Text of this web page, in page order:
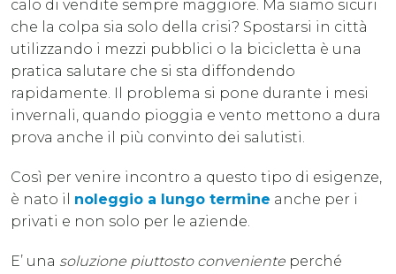
calo di vendite sempre maggiore. Ma siamo sicuri
che la colpa sia solo della crisi? Spostarsi in città
utilizzando i mezzi pubblici o la bicicletta è una
pratica salutare che si sta diffondendo
rapidamente. Il problema si pone durante i mesi
invernali, quando pioggia e vento mettono a dura
prova anche il più convinto dei salutisti.
Così per venire incontro a questo tipo di esigenze,
è nato il noleggio a lungo termine anche per i
privati e non solo per le aziende.
E’ una soluzione piuttosto conveniente perché